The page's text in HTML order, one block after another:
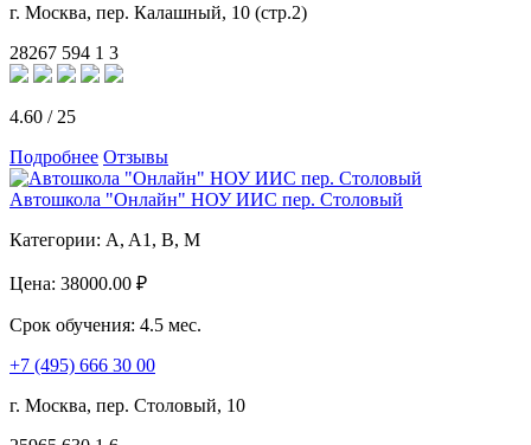
г. Москва, пер. Калашный, 10 (стр.2)
28267 594 1 3
4.60 / 25
Подробнее Отзывы
Автошкола "Онлайн" НОУ ИИС пер. Столовый
Категории: A, A1, B, M
Цена: 38000.00 ₽
Срок обучения: 4.5 мес.
+7 (495) 666 30 00
г. Москва, пер. Столовый, 10